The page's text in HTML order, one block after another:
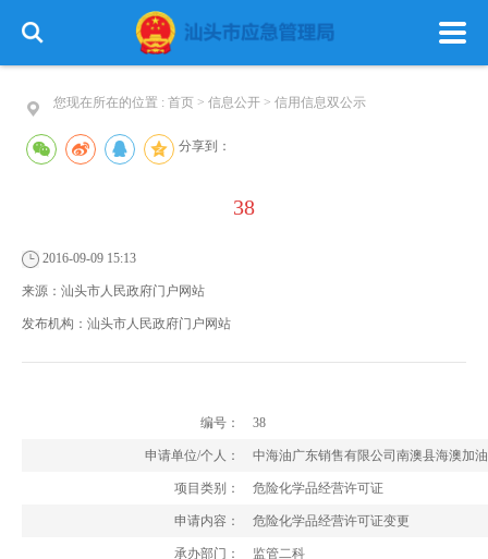
政务服务
信息公开
您现在所在的位置 : 首页 > 信息公开 > 信用信息双公示
分享到：
38
2016-09-09 15:13
来源： 汕头市人民政府门户网站
发布机构： 汕头市人民政府门户网站
编号： 38
申请单位/个人： 中海油广东销售有限公司南澳县海澳加
项目类别： 危险化学品经营许可证
申请内容： 危险化学品经营许可证变更
承办部门： 监管二科